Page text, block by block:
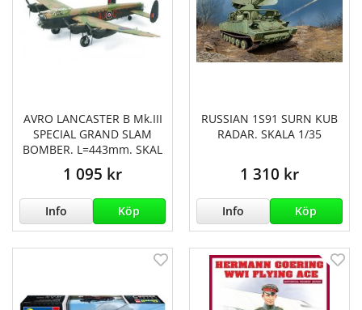
AVRO LANCASTER B Mk.III
SPECIAL GRAND SLAM
BOMBER. L=443mm. SKAL
1 095 kr
Info Köp
RUSSIAN 1S91 SURN KUB
RADAR. SKALA 1/35
1 310 kr
Info Köp